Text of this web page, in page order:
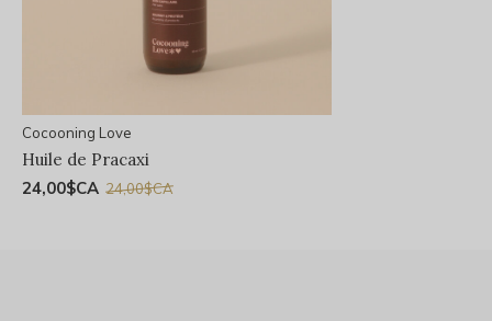
Cocooning Love
Huile de Pracaxi
24,00$CA 24,00$CA